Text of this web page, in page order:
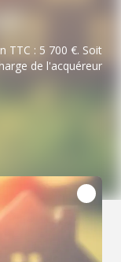
TTC : 5 700 €. Soit
de l'acquéreur